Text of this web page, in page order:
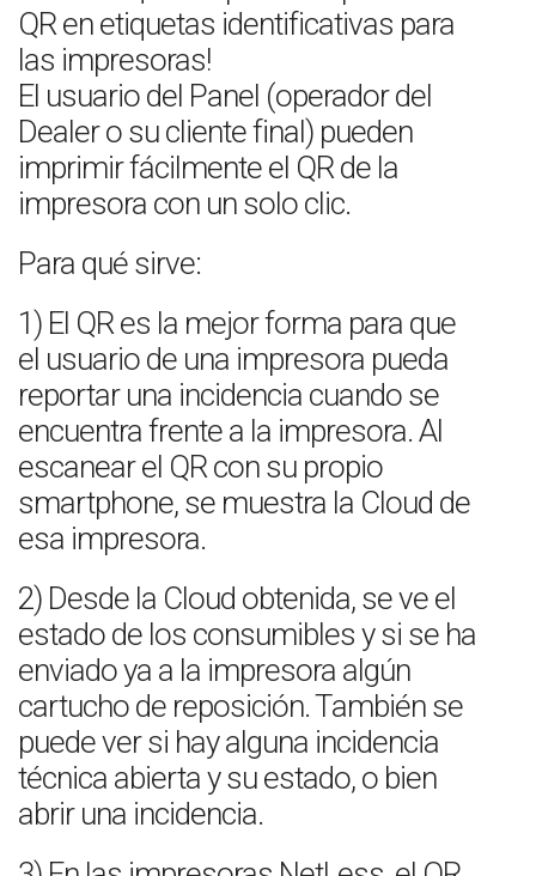
QR en etiquetas identificativas para
las impresoras!
El usuario del Panel (operador del
Dealer o su cliente final) pueden
imprimir fácilmente el QR de la
impresora con un solo clic.
Para qué sirve:
1) El QR es la mejor forma para que
el usuario de una impresora pueda
reportar una incidencia cuando se
encuentra frente a la impresora. Al
escanear el QR con su propio
smartphone, se muestra la Cloud de
esa impresora.
2) Desde la Cloud obtenida, se ve el
estado de los consumibles y si se ha
enviado ya a la impresora algún
cartucho de reposición. También se
puede ver si hay alguna incidencia
técnica abierta y su estado, o bien
abrir una incidencia.